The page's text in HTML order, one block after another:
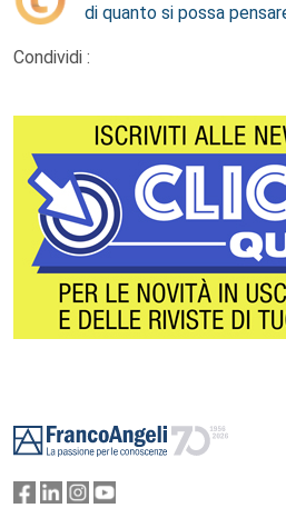
di quanto si possa
Condividi :